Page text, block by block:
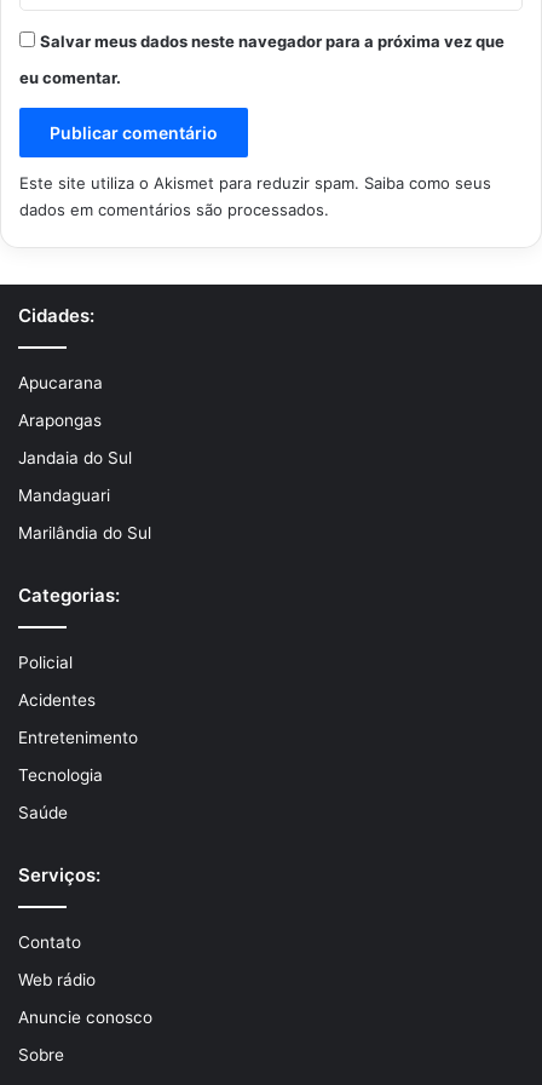
Salvar meus dados neste navegador para a próxima vez que
eu comentar.
Este site utiliza o Akismet para reduzir spam. Saiba como seus
dados em comentários são processados.
Cidades:
Apucarana
Arapongas
Jandaia do Sul
Mandaguari
Marilândia do Sul
Categorias:
Policial
Acidentes
Entretenimento
Tecnologia
Saúde
Serviços:
Contato
Web rádio
Anuncie conosco
Sobre